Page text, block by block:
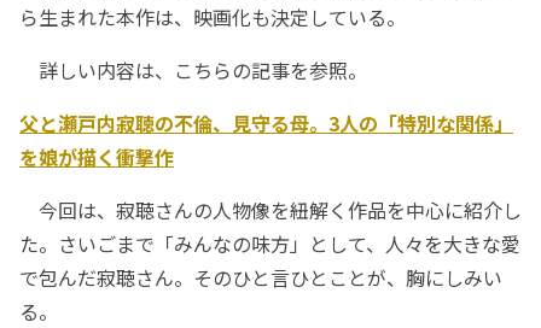
ら生まれた本作は、映画化も決定している。
詳しい内容は、こちらの記事を参照。
父と瀬戸内寂聴の不倫、見守る母。3人の「特別な関係」
を娘が描く衝撃作
今回は、寂聴さんの人物像を紐解く作品を中心に紹介し
た。さいごまで「みんなの味方」として、人々を大きな愛
で包んだ寂聴さん。そのひと言ひとことが、胸にしみい
る。